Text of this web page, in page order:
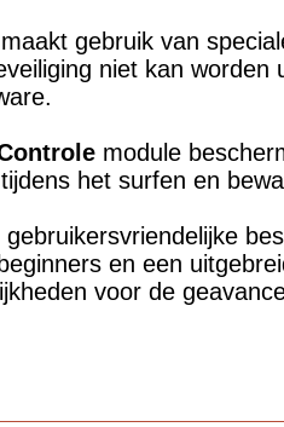
gebruik van
niet kan worden
module
het surfen en
en een
voor de